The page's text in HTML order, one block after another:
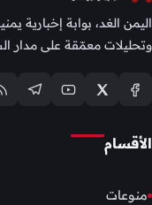
اليمن الغد، بوابة إخبارية
وتحليلات معمّقة على مدار
الأقسام
منوعات